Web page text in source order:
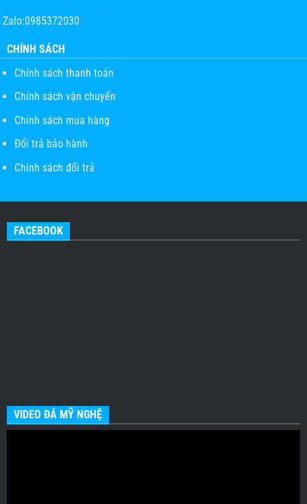
Zalo:0985372030
CHÍNH SÁCH
Chính sách thanh toán
Chính sách vận chuyển
Chính sách mua hàng
Đổi trả bảo hành
Chính sách đổi trả
FACEBOOK
VIDEO ĐÁ MỸ NGHỆ